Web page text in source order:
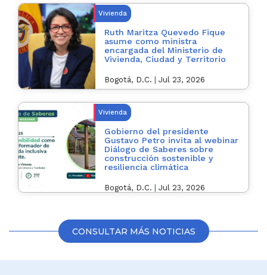
Vivienda
Ruth Maritza Quevedo Fique
asume como ministra
encargada del Ministerio de
Vivienda, Ciudad y Territorio
Bogotá, D.C. Jul 23, 2026
Vivienda
Gobierno del presidente
Gustavo Petro invita al webinar
Diálogo de Saberes sobre
construcción sostenible y
resiliencia climática
Bogotá, D.C. Jul 23, 2026
CONSULTAR MÁS NOTICIAS